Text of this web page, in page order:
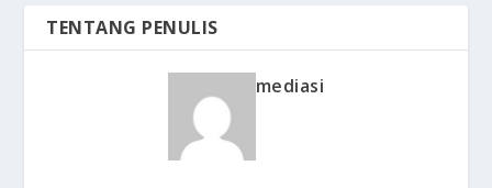
TENTANG PENULIS
mediasi